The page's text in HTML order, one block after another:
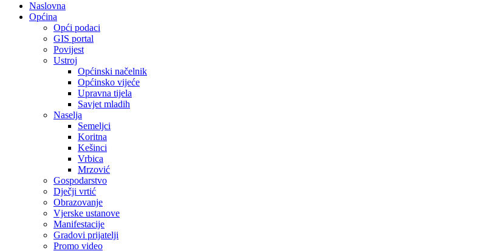
Naslovna
Općina
Opći podaci
GIS portal
Povijest
Ustroj
Općinski načelnik
Općinsko vijeće
Upravna tijela
Savjet mladih
Naselja
Semeljci
Koritna
Kešinci
Vrbica
Mrzović
Gospodarstvo
Dječji vrtić
Obrazovanje
Vjerske ustanove
Manifestacije
Gradovi prijatelji
Promo video